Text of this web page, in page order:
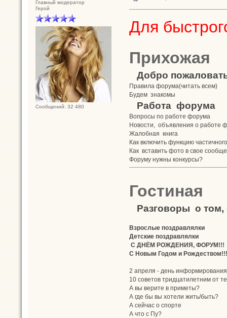
Главный модератор
Герой
Сообщений: 32 480
Для
Прихожая
Добро
Правила форума(читать всем)
Будем знакомы
Работа форума
Вопросы по работе форума
Новости, объявления о работе
Жалобная книга
Как включить функцию
Как вставить фото в свое
Форуму нужны конкурсы?
Гостиная
Разговоры о том,
Взрослые поздравлялки
Детские поздравлялки
С ДНЁМ РОЖДЕНИЯ, ФОРУМ!!!
С Новым Годом и
2 апреля - день
10 советов тридцатилетним от
А вы верите в приметы?
А где бы вы хотели жить/быть?
А сейчас о спорте
А что с Пу?